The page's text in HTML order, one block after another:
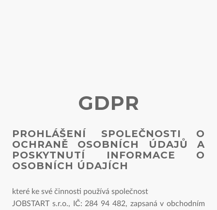
GDPR
PROHLÁŠENÍ SPOLEČNOSTI O
OCHRANĚ OSOBNÍCH ÚDAJŮ A
POSKYTNUTÍ INFORMACE O
OSOBNÍCH ÚDAJÍCH
které ke své činnosti používá společnost
JOBSTART s.r.o., IČ: 284 94 482, zapsaná v obchodním